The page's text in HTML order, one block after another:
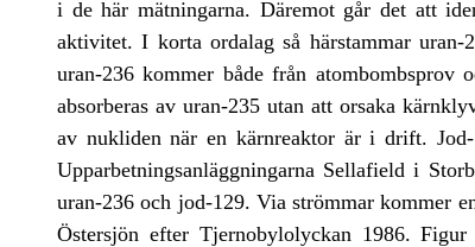
i de här mätningarna. Däremot går det att
aktivitet. I korta ordalag så härstammar uran-
uran-236 kommer både från atombombsprov
absorberas av uran-235 utan att orsaka
av nukliden när en kärnreaktor är i drift.
Upparbetningsanläggningarna Sellafield i
uran-236 och jod-129. Via strömmar kommer
Östersjön efter Tjernobylolyckan 1986.